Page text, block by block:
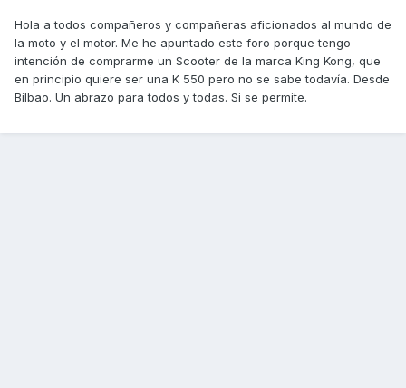
Hola a todos compañeros y compañeras aficionados al mundo de
la moto y el motor. Me he apuntado este foro porque tengo
intención de comprarme un Scooter de la marca King Kong, que
en principio quiere ser una K 550 pero no se sabe todavía. Desde
Bilbao. Un abrazo para todos y todas. Si se permite.